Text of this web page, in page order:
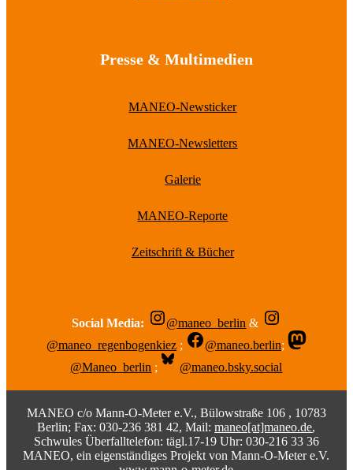
Presse & Multimedien
MANEO-Newsticker
MANEO-Newsletters
Galerie
MANEO-Reporte
Zeitschrift & Bücher
Social Media: @maneo_berlin &
@maneo_regenbogenkiez ; @maneo.berlin;
@Maneo_berlin ; @maneo.bsky.social
MANEO c/o Mann-O-Meter e.V., Bülowstraße 106 , 10783
Berlin; Fax: 030-236 381 42, Mail:maneo[at]maneo.de,
Schwules Überfalltelefon: tägl.17-19 Uhr: 030-216 33 36
MANEO, ein eigenständiges Projekt von Mann-O-Meter e.V.